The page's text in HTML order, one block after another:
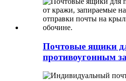
Почтовые ящики
противоугонным